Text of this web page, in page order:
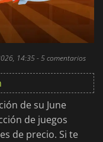
14:35- 5 comentarios
de su June
de juegos
de precio. Si te